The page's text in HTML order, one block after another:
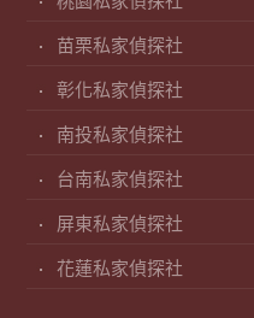
苗栗私家偵探社
彰化私家偵探社
南投私家偵探社
台南私家偵探社
屏東私家偵探社
花蓮私家偵探社